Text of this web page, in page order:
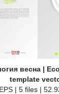
весна |
template
EPS | 5 files |